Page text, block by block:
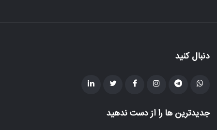
دنبال کنید
جدیدترین ها را از دست ندهید